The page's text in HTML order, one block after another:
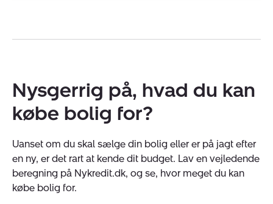
Nysgerrig på, hvad du kan
købe bolig for?
Uanset om du skal sælge din bolig eller er på jagt efter
en ny, er det rart at kende dit budget. Lav en vejledende
beregning på Nykredit.dk, og se, hvor meget du kan
købe bolig for.